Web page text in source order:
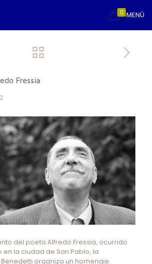
MENÚ
0
Fressia
del poeta Alfredo Fressia, ocurrido
en la ciudad de San Pablo, la
organiza un homenaje.